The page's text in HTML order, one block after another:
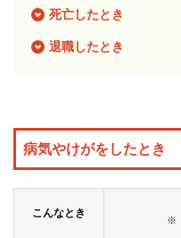
保健
事業
き
書一
死亡したとき
退職したとき
病気やけがをしたとき
こんなとき
※